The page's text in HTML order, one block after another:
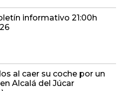
informativo 21:00h
al caer su coche por un
Alcalá del Júcar